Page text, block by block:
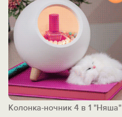
Колонка-ночник 4 в 1 "Няша"